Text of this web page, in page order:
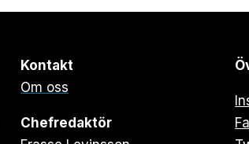
Kontakt
Om oss
Chefredaktör